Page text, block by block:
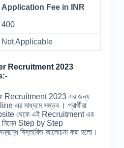
Application Fee in INR
400
Not Applicable
Recruitment 2023
2023 এর জন্য
এর মাধ্যমে সম্ভব । প্রার্থীরা
থেকে এই Recruitment এর
নিম্নে Step by Step
বিস্তারিত আলোচনা করা হলো।